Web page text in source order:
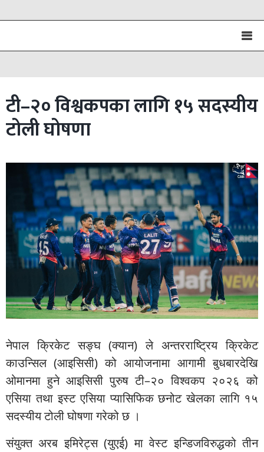
टी–२० विश्वकपका लागि १५ सदस्यीय
टोली घोषणा
नेपाल क्रिकेट सङ्घ (क्यान) ले अन्तरराष्ट्रिय क्रिकेट
काउन्सिल (आइसिसी) को आयोजनामा आगामी बुधबारदेखि
ओमानमा हुने आइसिसी पुरुष टी–२० विश्वकप २०२६ को
एसिया तथा इस्ट एसिया प्यासिफिक छनोट खेलका लागि १५
सदस्यीय टोली घोषणा गरेको छ ।
संयुक्त अरब इमिरेट्स (युएई) मा वेस्ट इन्डिजविरुद्धको तीन